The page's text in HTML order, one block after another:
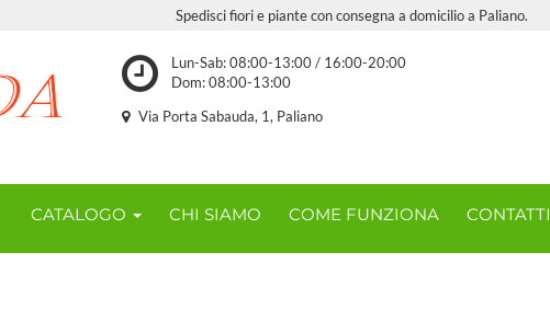
Spedisci fiori e piante con consegna a domicilio a Paliano.
Lun-Sab: 08:00-13:00 / 16:00-20:00
Dom: 08:00-13:00
Via Porta Sabauda, 1, Paliano
CATALOGO CHI SIAMO COME FUNZIONA CONTATTI